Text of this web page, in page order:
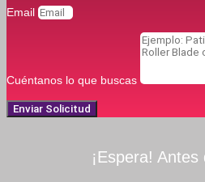
Email
Cuéntanos lo que buscas
Enviar Solicitud
¡Espera!